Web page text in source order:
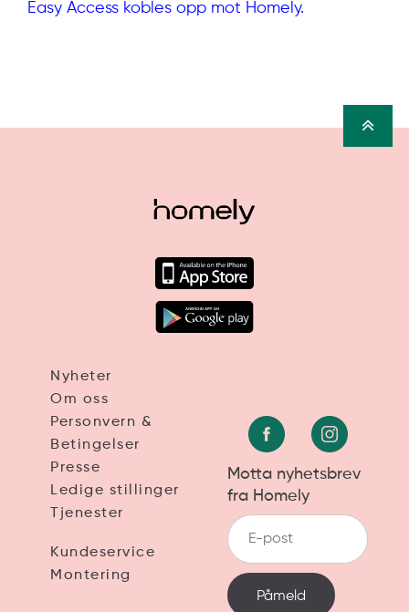
Easy Access kobles opp mot Homely.
Nyheter
Om oss
Personvern &
Betingelser
Presse
Ledige stillinger
Tjenester
Kundeservice
Montering
Motta nyhetsbrev
fra Homely